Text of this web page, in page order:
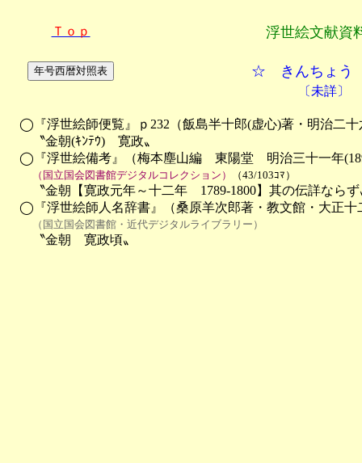
Ｔｏｐ 浮世絵文献資
☆ きんちょう
〔未詳〕
◯『浮世絵師便覧』ｐ232（飯島半十郎(虚心)著・明治二十
〝金朝(ｷﾝﾃｳ)　寛政〟
◯『浮世絵備考』（梅本塵山編　東陽堂　明治三十一年
（国立国会図書館デジタルコレクション） （43/103ｺﾏ）
〝金朝【寛政元年～十二年　1789-1800】其の伝詳ならず
◯『浮世絵師人名辞書』（桑原羊次郎著・教文館・大正十
（国立国会図書館・近代デジタルライブラリー）